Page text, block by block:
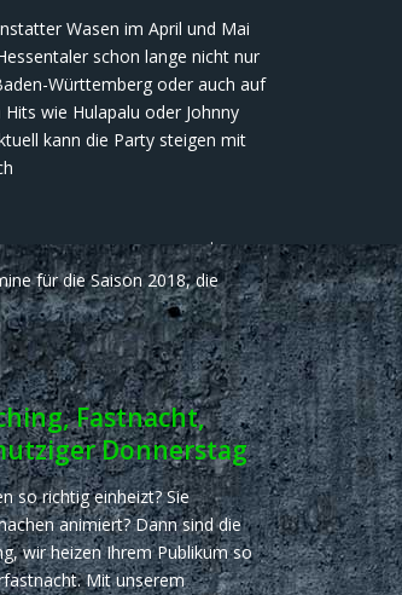
Wasen im April und Mai
schon lange nicht nur
Württemberg oder auch auf
wie Hulapalu oder Johnny
kann die Party steigen mit
.
für die Saison 2018, die
Fastnacht,
Donnerstag
so richtig einheizt? Sie
animiert? Dann sind die
wir heizen Ihrem Publikum so
Mit unserem